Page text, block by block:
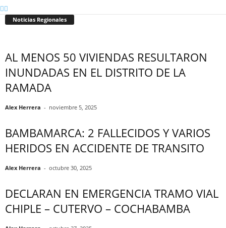
Noticias Regionales
AL MENOS 50 VIVIENDAS RESULTARON
INUNDADAS EN EL DISTRITO DE LA
RAMADA
Alex Herrera - noviembre 5, 2025
BAMBAMARCA: 2 FALLECIDOS Y VARIOS
HERIDOS EN ACCIDENTE DE TRANSITO
Alex Herrera - octubre 30, 2025
DECLARAN EN EMERGENCIA TRAMO VIAL
CHIPLE – CUTERVO – COCHABAMBA